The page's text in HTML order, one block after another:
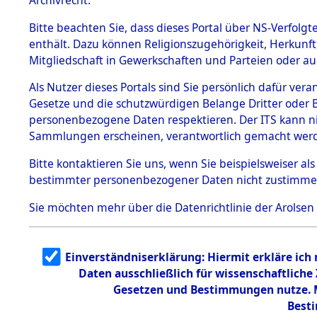
BESTÄNDE
1.
mente
5. Verschiedenes
5.3
Todesmärsche
5.3.1 Alliierte
Erhebungen
zu
Todesmärsch
en
5.3.2
g
5.3.3
Todesmärsch
- Sieber
Bitte beachten Sie, dass dieses Portal über NS-
enthält. Dazu können Religionszugehörigkeit,
Mitgliedschaft in Gewerkschaften und Parteien oder
Als Nutzer dieses Portals sind Sie persönlich dafür
Gesetze und die schutzwürdigen Belange Dritter
personenbezogene Daten respektieren. Der ITS
Sammlungen erscheinen, verantwortlich gemacht
Bitte kontaktieren Sie uns, wenn Sie beispielsweiser
bestimmter personenbezogener Daten nicht
Sie möchten mehr über die Datenrichtlinie der Arolsen
Einverständniserklärung: Hiermit erkläre ich
Daten ausschließlich für
Gesetzen und Bestimmungen